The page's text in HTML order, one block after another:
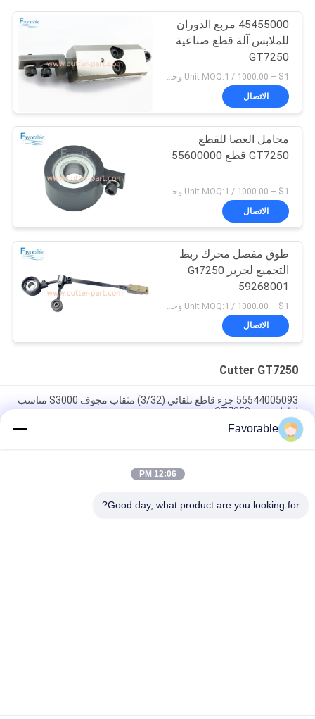
45455000 مربع الدوران
للملابس آلة قطع صناعية
GT7250
الاتصال
محامل العصا للقطع
GT7250 قطع 55600000
الاتصال
طوق مفصل محرك ربط
التجميع لجربر Gt7250
59268001
الاتصال
Cutter GT7250
55544005093 جزء قاطع تلقائي (3/32) مثقاب مجوف S3000 مناسب
لقاطع جربر GT7250
153500557
Favorable
12:06 PM
Good day, what product are you looking for?